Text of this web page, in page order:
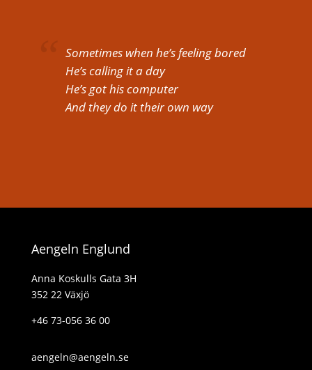
Sometimes when he’s feeling bored
He’s calling it a day
He’s got his computer
And they do it their own way
Aengeln Englund
Anna Koskulls Gata 3H
352 22 Växjö
+46 73-056 36 00
aengeln@aengeln.se